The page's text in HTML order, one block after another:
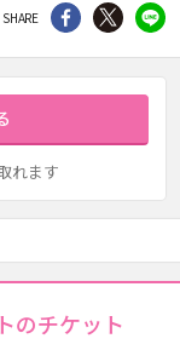
SHARE シェア Twitter
れます
のチケット